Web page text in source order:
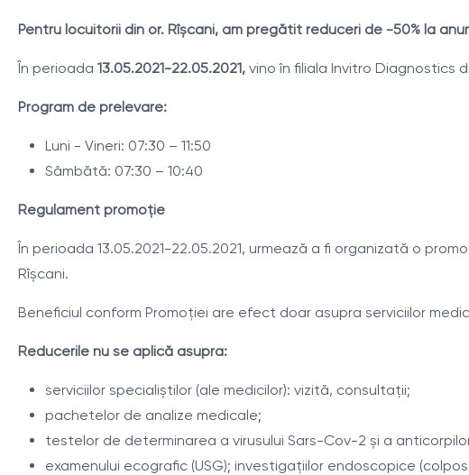
Pentru locuitorii din or. Rîșcani, am pregătit reduceri de -50% la
În perioada 13.05.2021-22.05.2021, vino în filiala Invitro Diagnostics
Program de prelevare:
Luni - Vineri: 07:30 – 11:50
Sâmbătă: 07:30 – 10:40
Regulament promoţie
În perioada 13.05.2021-22.05.2021, urmează a fi organizată o
Rîșcani.
Beneficiul conform Promoției are efect doar asupra serviciilor
Reducerile nu se aplică asupra:
serviciilor specialiștilor (ale medicilor): vizită, consultații;
pachetelor de analize medicale;
testelor de determinarea a virusului Sars-Cov-2 și a
examenului ecografic (USG); investigațiilor endoscopice